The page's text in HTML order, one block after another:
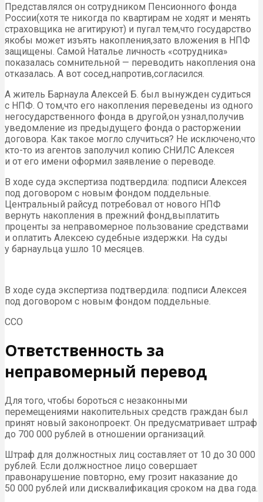
Представлялся он сотрудником Пенсионного фонда
России(хотя те никогда по квартирам не ходят и менять
страховщика не агитируют) и пугал тем,что государство
якобы может изъять накопления,зато вложения в НПФ
защищены. Самой Наталье личность «сотрудника»
показалась сомнительной — переводить накопления она
отказалась. А вот сосед,напротив,согласился.
А житель Барнаула Алексей Б. был вынужден судиться
с НПФ. О том,что его накопления переведены из одного
негосударственного фонда в другой,он узнал,получив
уведомление из предыдущего фонда о расторжении
договора. Как такое могло случиться? Не исключено,что
кто-то из агентов заполучил копию СНИЛС Алексея
и от его имени оформил заявление о переводе.
В ходе суда экспертиза подтвердила: подписи Алексея
под договором с новым фондом поддельные.
Центральный райсуд потребовал от нового НПФ
вернуть накопления в прежний фонд,выплатить
проценты за неправомерное пользование средствами
и оплатить Алексею судебные издержки. На суды
у барнаульца ушло 10 месяцев.
В ходе суда экспертиза подтвердила: подписи Алексея
под договором с новым фондом поддельные.
ССО
Ответственность за
неправомерный перевод
Для того, чтобы бороться с незаконными
перемещениями накопительных средств граждан был
принят новый законопроект. Он предусматривает штраф
до 700 000 рублей в отношении организаций.
Штраф для должностных лиц составляет от 10 до 30 000
рублей. Если должностное лицо совершает
правонарушение повторно, ему грозит наказание до
50 000 рублей или дисквалификация сроком на два года.